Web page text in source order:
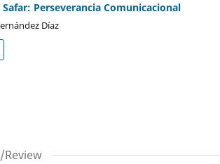
Safar: Perseverancia Comunicacional
Díaz
Review